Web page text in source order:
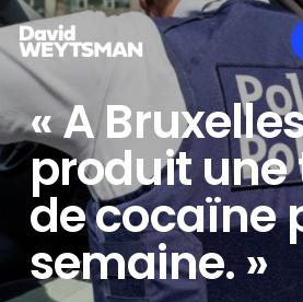
Skip
main
content« A
produit une
de cocaïne
semaine. »